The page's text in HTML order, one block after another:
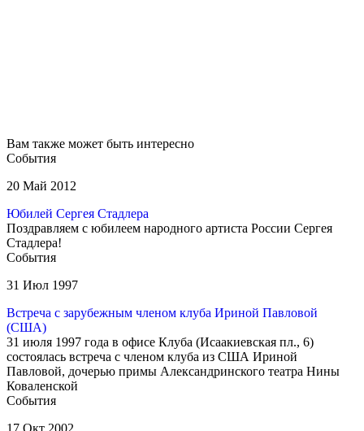
Вам также может быть интересно
События
20 Май 2012
Юбилей Сергея Стадлера
Поздравляем с юбилеем народного артиста России Сергея
Стадлера!
События
31 Июл 1997
Встреча с зарубежным членом клуба Ириной Павловой
(США)
31 июля 1997 года в офисе Клуба (Исаакиевская пл., 6)
состоялась встреча с членом клуба из США Ириной
Павловой, дочерью примы Александринского театра Нины
Коваленской
События
17 Окт 2002